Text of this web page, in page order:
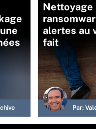
Nettoyage
alertes au
fait
Par: